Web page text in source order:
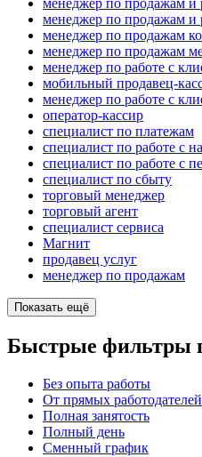
менеджер по продажам и
менеджер по продажам и
менеджер по продажам
менеджер по продажам
менеджер по работе с
мобильный продавец-
менеджер по работе с
оператор-кассир
специалист по платежам
специалист по работе с
специалист по работе с
специалист по сбыту
торговый менеджер
торговый агент
специалист сервиса
Магнит
продавец услуг
менеджер по продажам
Показать ещё
Быстрые фильтры
Без опыта работы
От прямых работодателей
Полная занятость
Полный день
Сменный график